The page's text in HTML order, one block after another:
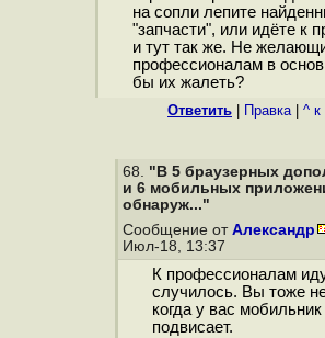
на сопли лепите
"запчасти", или идёте к
и тут так же. Не
профессионалам в
бы их жалеть?
Ответить Правка| ^ к
68. "В 5 браузерных
и 6 мобильных
обнаруж..."
Сообщение от Александр
Июл-18, 13:37
К профессионалам
случилось. Вы тоже
когда у вас
подвисает.